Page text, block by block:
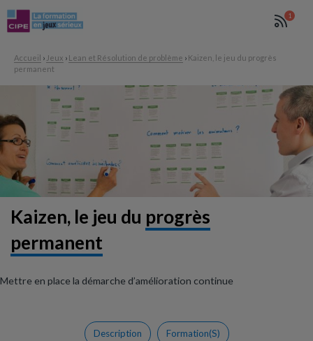
1
Accueil › Jeux › Lean et Résolution de problème › Kaizen, le jeu du progrès
permanent
Kaizen, le jeu du progrès
permanent
Mettre en place la démarche d’amélioration continue
Description Formation(s)